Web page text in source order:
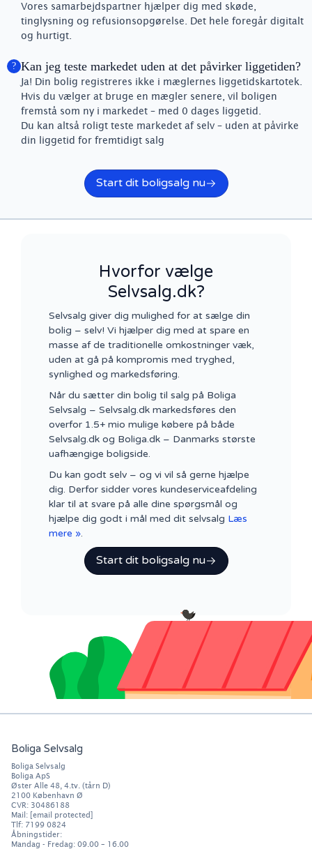
Vores samarbejdspartner hjælper dig med skøde,
tinglysning og refusionsopgørelse. Det hele foregår digitalt
og hurtigt.
? Kan jeg teste markedet uden at det påvirker liggetiden?
Ja! Din bolig registreres ikke i mæglernes liggetidskartotek.
Hvis du vælger at bruge en mægler senere, vil boligen
fremstå som ny i markedet – med 0 dages liggetid.
Du kan altså roligt teste markedet af selv – uden at påvirke
din liggetid for fremtidigt salg
Start dit boligsalg nu
Hvorfor vælge
Selvsalg.dk?
Selvsalg giver dig mulighed for at sælge din
bolig – selv! Vi hjælper dig med at spare en
masse af de traditionelle omkostninger væk,
uden at gå på kompromis med tryghed,
synlighed og markedsføring.
Når du sætter din bolig til salg på Boliga
Selvsalg – Selvsalg.dk markedsføres den
overfor 1.5+ mio mulige købere på både
Selvsalg.dk og Boliga.dk – Danmarks største
uafhængige boligside.
Du kan godt selv – og vi vil så gerne hjælpe
dig. Derfor sidder vores kundeserviceafdeling
klar til at svare på alle dine spørgsmål og
hjælpe dig godt i mål med dit selvsalg Læs
mere ».
Start dit boligsalg nu
Boliga Selvsalg
Boliga Selvsalg
Boliga ApS
Øster Alle 48, 4.tv. (tårn D)
2100 København Ø
CVR: 30486188
Mail: [email protected]
Tlf: 7199 0824
Åbningstider:
Mandag - Fredag: 09.00 – 16.00